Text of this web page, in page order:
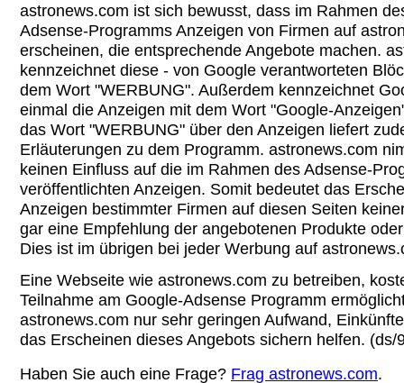
astronews.com ist sich bewusst, dass im Rahmen
Adsense-Programms Anzeigen von Firmen auf
erscheinen, die entsprechende Angebote machen.
kennzeichnet diese - von Google verantworteten
dem Wort "WERBUNG". Außerdem kennzeichnet
einmal die Anzeigen mit dem Wort "Google-
das Wort "WERBUNG" über den Anzeigen liefert
Erläuterungen zu dem Programm. astronews.com
keinen Einfluss auf die im Rahmen des Adsense-
veröffentlichten Anzeigen. Somit bedeutet das
Anzeigen bestimmter Firmen auf diesen Seiten
gar eine Empfehlung der angebotenen Produkte
Dies ist im übrigen bei jeder Werbung auf
Eine Webseite wie astronews.com zu betreiben,
Teilnahme am Google-Adsense Programm
astronews.com nur sehr geringen Aufwand,
das Erscheinen dieses Angebots sichern helfen. (ds/
Haben Sie auch eine Frage? Frag astronews.com.